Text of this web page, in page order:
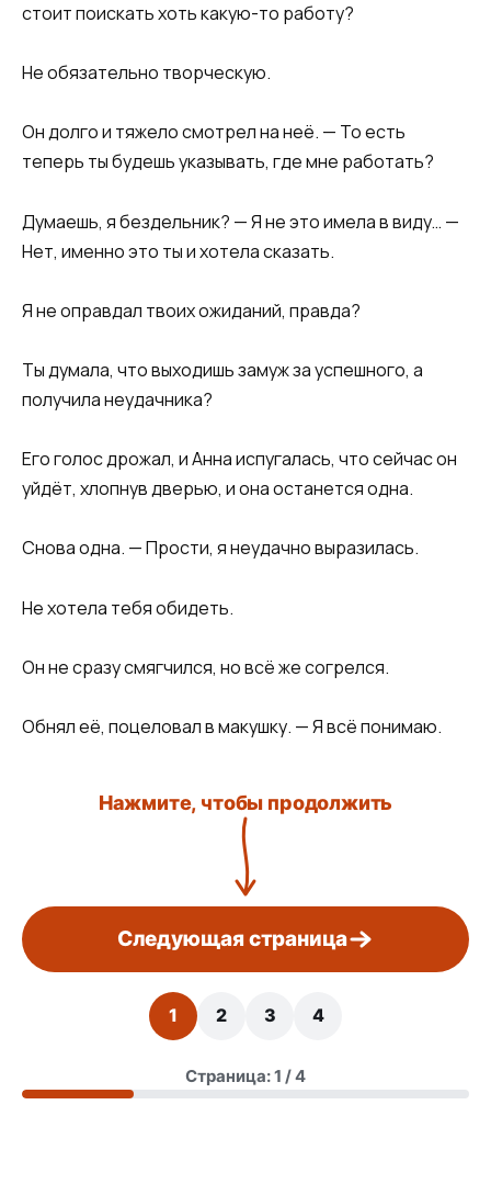
стоит поискать хоть какую-то работу?
Не обязательно творческую.
Он долго и тяжело смотрел на неё. — То есть
теперь ты будешь указывать, где мне работать?
Думаешь, я бездельник? — Я не это имела в виду… —
Нет, именно это ты и хотела сказать.
Я не оправдал твоих ожиданий, правда?
Ты думала, что выходишь замуж за успешного, а
получила неудачника?
Его голос дрожал, и Анна испугалась, что сейчас он
уйдёт, хлопнув дверью, и она останется одна.
Снова одна. — Прости, я неудачно выразилась.
Не хотела тебя обидеть.
Он не сразу смягчился, но всё же согрелся.
Обнял её, поцеловал в макушку. — Я всё понимаю.
Нажмите, чтобы продолжить
Следующая страница
1 2 3 4
Страница: 1 / 4